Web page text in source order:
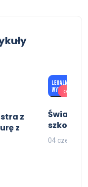
z
z
oferta
szkoły
04 czerwca,